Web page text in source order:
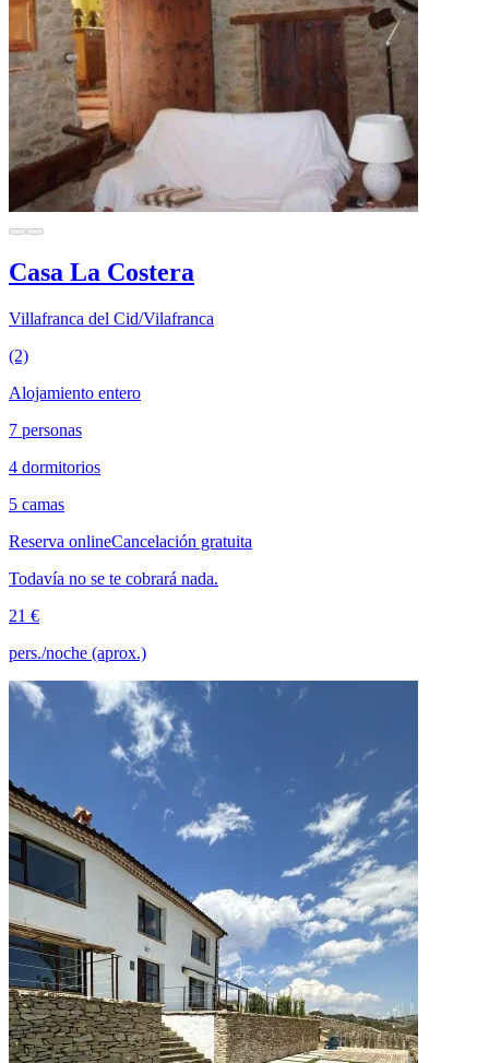
Casa La Costera
Villafranca del Cid/Vilafranca
(2)
Alojamiento entero
7 personas
4 dormitorios
5 camas
Reserva onlineCancelación gratuita
Todavía no se te cobrará nada.
21 €
pers./noche (aprox.)